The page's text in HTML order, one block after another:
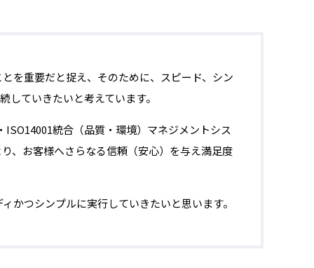
を重要だと捉え、そのために、スピード、シン
していきたいと考えています。
統合（品質・環境）マネジメントシス
、お客様へさらなる信頼（安心）を与え満足度
かつシンプルに実行していきたいと思います。